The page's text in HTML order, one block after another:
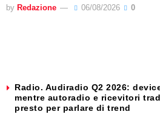
by Redazione 06/08/2026 0
Radio. Audiradio Q2 2026:
mentre autoradio e ricevitori
presto per parlare di trend